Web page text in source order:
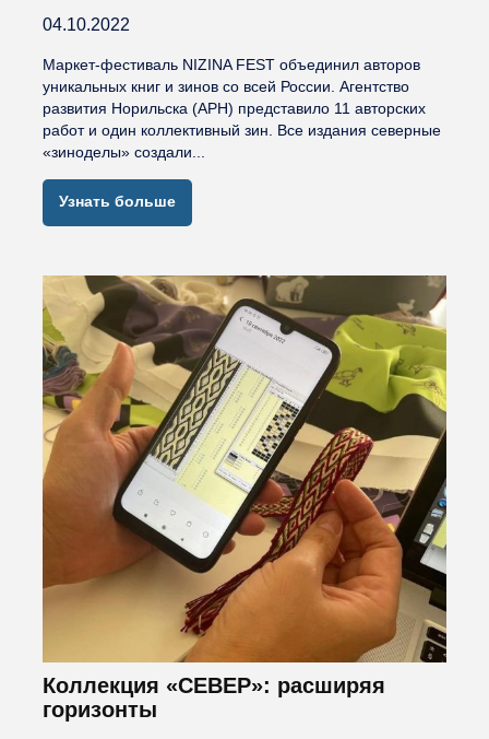
04.10.2022
Маркет-фестиваль NIZINA FEST объединил авторов
уникальных книг и зинов со всей России. Агентство
развития Норильска (АРН) представило 11 авторских
работ и один коллективный зин. Все издания северные
«зиноделы» создали...
Узнать больше
Коллекция «СЕВЕР»: расширяя
горизонты